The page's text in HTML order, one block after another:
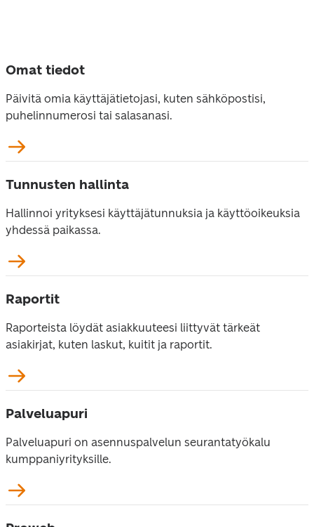
Omat tiedot
Päivitä omia käyttäjätietojasi, kuten sähköpostisi,
puhelinnumerosi tai salasanasi.
Tunnusten hallinta
Hallinnoi yrityksesi käyttäjätunnuksia ja käyttöoikeuksia
yhdessä paikassa.
Raportit
Raporteista löydät asiakkuuteesi liittyvät tärkeät
asiakirjat, kuten laskut, kuitit ja raportit.
Palveluapuri
Palveluapuri on asennuspalvelun seurantatyökalu
kumppaniyrityksille.